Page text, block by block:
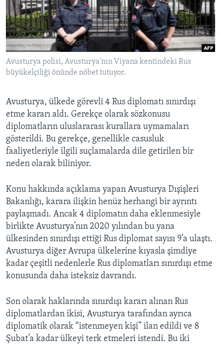
HAYATTAN
SANAT
BIZI TAKIP EDIN
Diller
Avusturya polisi, Avusturya'nın Viyana kentindeki Rus
büyükelçiliği önünde nöbet tutuyor.
Avusturya, ülkede görevli 4 Rus diplomatı sınırdışı
etme kararı aldı. Gerekçe olarak sözkonusu
diplomatların uluslararası kurallara uymamaları
gösterildi. Bu gerekçe, genellikle casusluk
faaliyetleriyle ilgili suçlamalarda dile getirilen bir
neden olarak biliniyor.
Konu hakkında açıklama yapan Avusturya Dışişleri
Bakanlığı, karara ilişkin henüz herhangi bir ayrıntı
paylaşmadı. Ancak 4 diplomatın daha eklenmesiyle
birlikte Avusturya’nın 2020 yılından bu yana
ülkesinden sınırdışı ettiği Rus diplomat sayısı 9’a ulaştı.
Avusturya diğer Avrupa ülkelerine kıyasla şimdiye
kadar çeşitli nedenlerle Rus diplomatları sınırdışı etme
konusunda daha isteksiz davrandı.
Son olarak haklarında sınırdışı kararı alınan Rus
diplomatlardan ikisi, Avusturya tarafından ayrıca
diplomatik olarak “istenmeyen kişi” ilan edildi ve 8
Şubat’a kadar ülkeyi terk etmeleri istendi. Bu iki